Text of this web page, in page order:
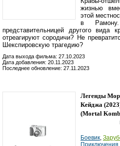
жизнью
этой
в Рамону.
представительницей другого
отреагируют сородичи? Не
Шекспировскую трагедию?
Дата выхода фильма: 27.10.2023
Дата добавления: 20.11.2023
Последнее обновление: 27.11.2023
Легенды
Кейджа
(Mortal
Боевик,